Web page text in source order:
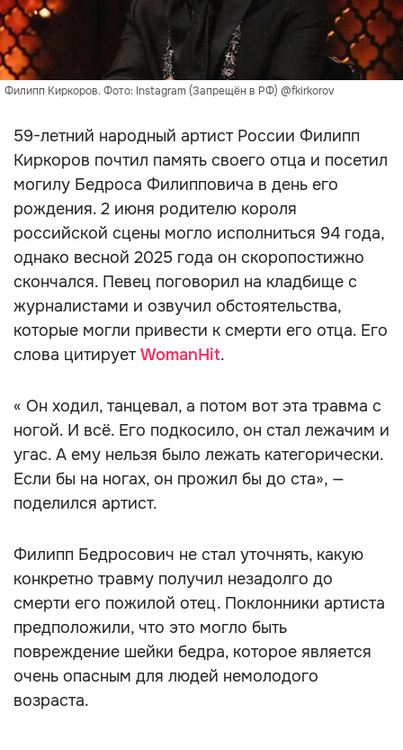
Филипп Киркоров. Фото: Instagram (Запрещён в РФ) @fkirkorov
59-летний народный артист России Филипп
Киркоров почтил память своего отца и посетил
могилу Бедроса Филипповича в день его
рождения. 2 июня родителю короля
российской сцены могло исполниться 94 года,
однако весной 2025 года он скоропостижно
скончался. Певец поговорил на кладбище с
журналистами и озвучил обстоятельства,
которые могли привести к смерти его отца. Его
слова цитируетWomanHit.
« Он ходил, танцевал, а потом вот эта травма с
ногой. И всё. Его подкосило, он стал лежачим и
угас. А ему нельзя было лежать категорически.
Если бы на ногах, он прожил бы до ста», —
поделился артист.
Филипп Бедросович не стал уточнять, какую
конкретно травму получил незадолго до
смерти его пожилой отец. Поклонники артиста
предположили, что это могло быть
повреждение шейки бедра, которое является
очень опасным для людей немолодого
возраста.